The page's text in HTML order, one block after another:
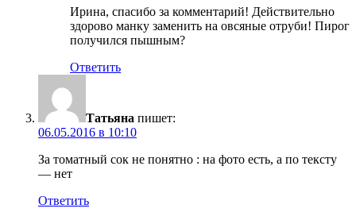
Ирина, спасибо за комментарий! Действительно
здорово манку заменить на овсяные отруби! Пирог
получился пышным?
Ответить
Татьяна пишет:
06.05.2016 в 10:10
За томатный сок не понятно : на фото есть, а по тексту
— нет
Ответить